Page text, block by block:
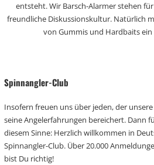
entsteht. Wir Barsch-Alarmer stehen
freundliche Diskussionskultur. Natürlich
von Gummis und Hardbaits
Spinnangler-Club
Insofern freuen uns über jeden, der
seine Angelerfahrungen bereichert. Dann
diesem Sinne: Herzlich willkommen in
Spinnangler-Club. Über 20.000
bist Du richtig!